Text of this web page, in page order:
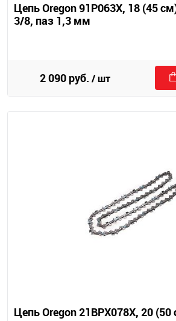
Цепь Oregon 91P063X, 18 (45
3/8, паз 1,3 мм
2 090 руб. / шт
Цепь Oregon 21BPX078X, 20 (50